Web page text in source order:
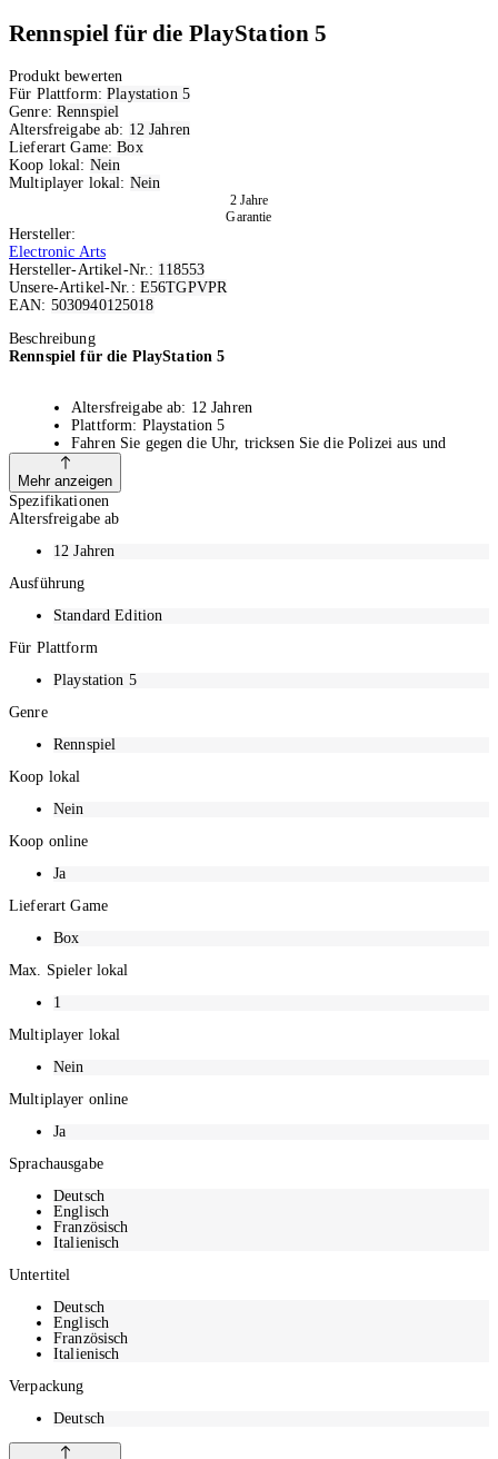
Rennspiel für die PlayStation 5
Produkt bewerten
Für Plattform:Playstation 5
Genre: Rennspiel
Altersfreigabe ab: 12 Jahren
Lieferart Game:Box
Koop lokal: Nein
Multiplayer lokal: Nein
2 Jahre
Garantie
Hersteller:
Electronic Arts
Hersteller-Artikel-Nr.: 118553
Unsere-Artikel-Nr.: E56TGPVPR
EAN: 5030940125018
Beschreibung
Rennspiel für die PlayStation 5
Altersfreigabe ab: 12 Jahren
Plattform: Playstation 5
Fahren Sie gegen die Uhr, tricksen Sie die Polizei aus und
stellen Sie sich wöchentlichen Qualifikationsrennen
Entscheiden Sie, wann Sie alles auf dem Spiel stehen lassen,
Drifte durchführen, Polizisten abhängen oder Wetten gegen
andere Rennfahrer abschliessen
Um an die Spitze zu kommen, müssen Sie Risiken eingehen
Präsentieren Sie Ihre neuesten Outfits, verwenden Sie stylische
und zeigen Sie durch Ihr Auto, wer Sie sind
Mehr anzeigen
Spezifikationen
Altersfreigabe ab
12 Jahren
Ausführung
Standard Edition
Für Plattform
Playstation 5
Genre
Rennspiel
Koop lokal
Nein
Koop online
Ja
Lieferart Game
Box
Max. Spieler lokal
1
Multiplayer lokal
Nein
Multiplayer online
Ja
Sprachausgabe
Deutsch
Englisch
Französisch
Italienisch
Untertitel
Deutsch
Englisch
Französisch
Italienisch
Verpackung
Deutsch